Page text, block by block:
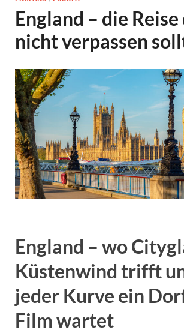
England – die Reise
nicht verpassen
England – wo
Küstenwind trifft
jeder Kurve ein
Film wartet